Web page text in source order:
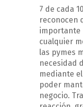
7 de cada
reconocen
importante
cualquier
las pymes
necesidad
mediante
poder
negocio.